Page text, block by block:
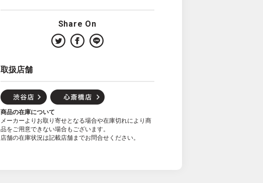
Share On
取扱店舗
商品の在庫について
メーカーよりお取り寄せとなる場合や在庫切れにより商
品をご用意できない場合もございます。
店舗の在庫状況は記載店舗までお問合せください。